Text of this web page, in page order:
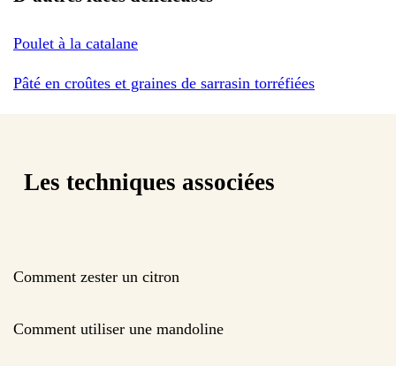
Poulet à la catalane
Pâté en croûtes et graines de sarrasin torréfiées
Les techniques associées
Comment zester un citron
Comment utiliser une mandoline